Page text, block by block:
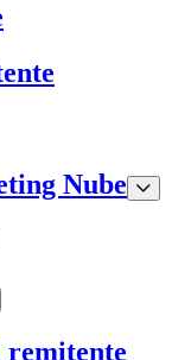
Nube
remitente